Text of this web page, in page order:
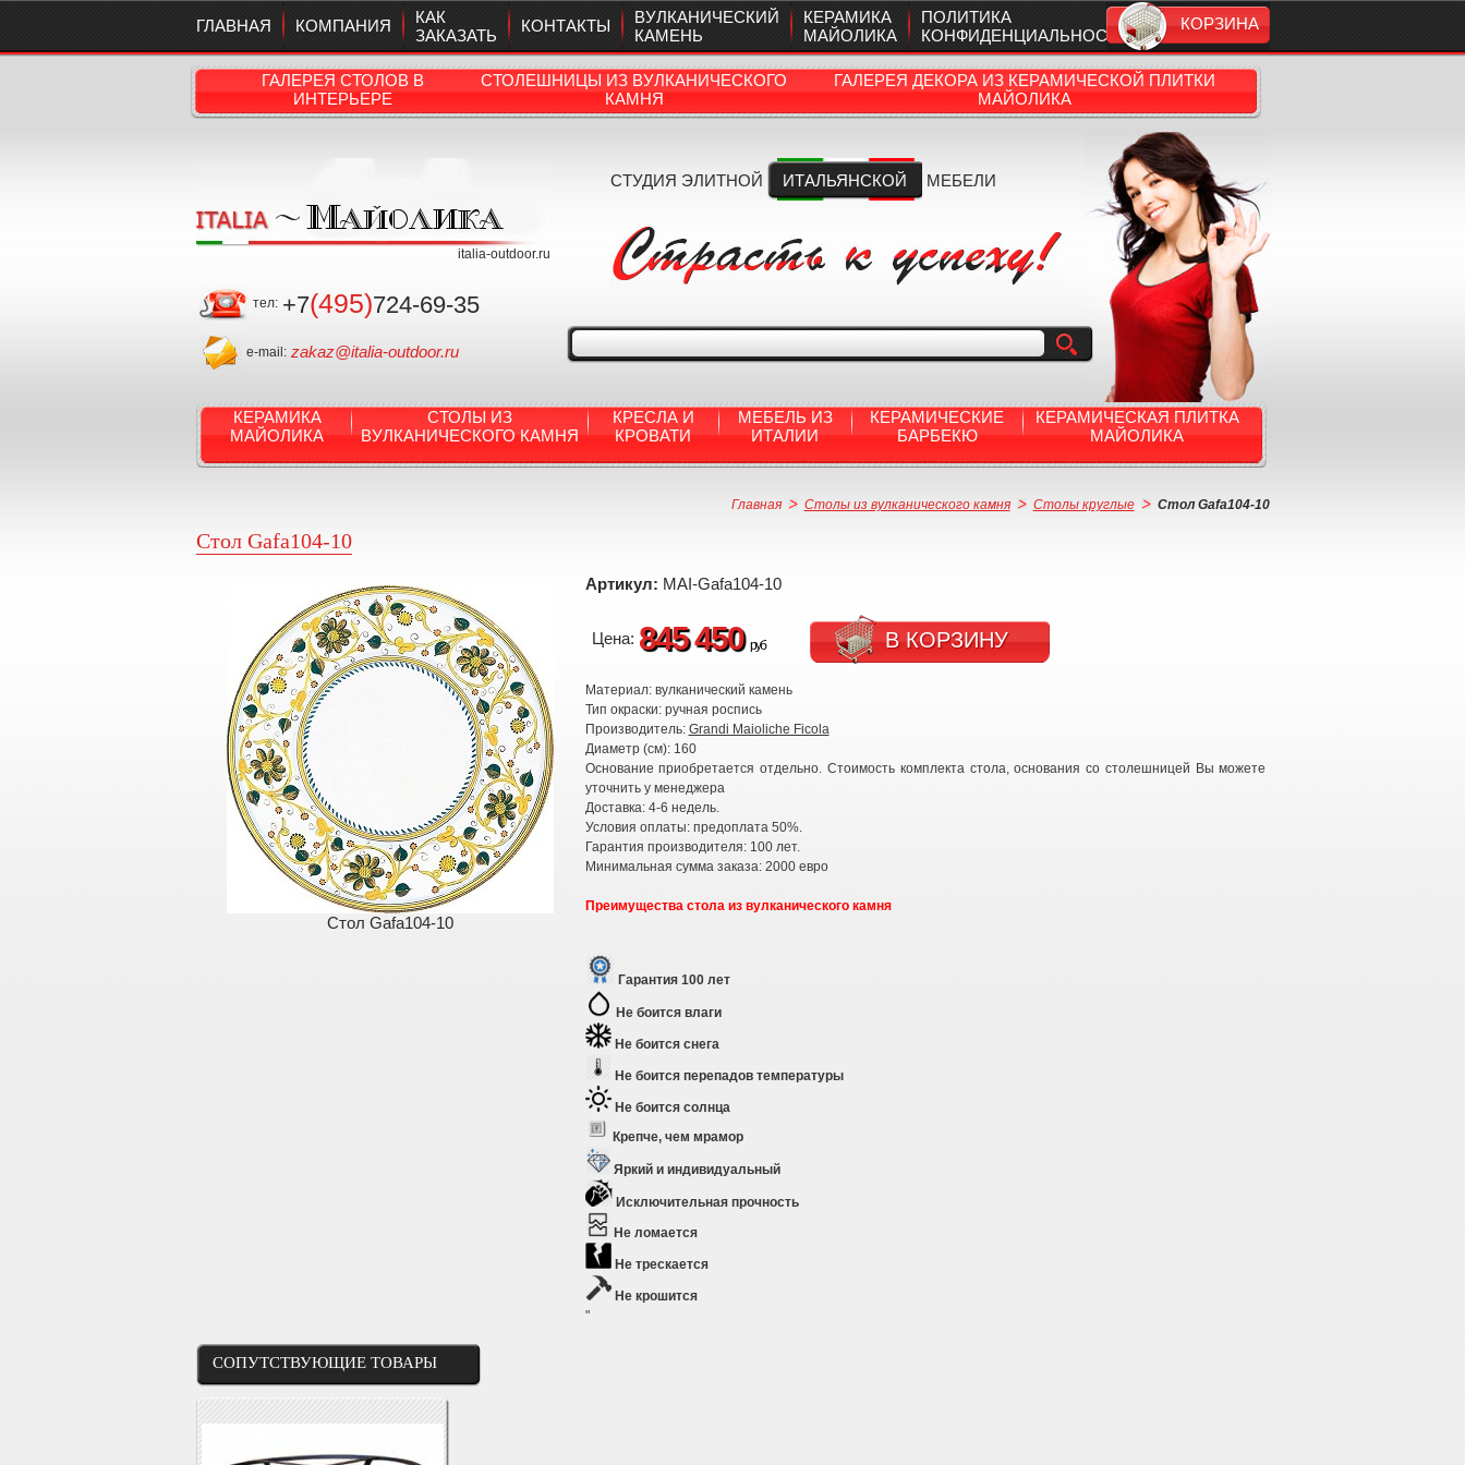
КОРЗИНА
ГЛАВНАЯ КОМПАНИЯ
КАК
ЗАКАЗАТЬ
КОНТАКТЫ
ВУЛКАНИЧЕСКИЙ
КАМЕНЬ
КЕРАМИКА
МАЙОЛИКА
ПОЛИТИКА
КОНФИДЕНЦИАЛЬНОСТИ
ГАЛЕРЕЯ СТОЛОВ В
ИНТЕРЬЕРЕ
СТОЛЕШНИЦЫ ИЗ ВУЛКАНИЧЕСКОГО
КАМНЯ
ГАЛЕРЕЯ ДЕКОРА ИЗ КЕРАМИЧЕСКОЙ ПЛИТКИ
МАЙОЛИКА
italia-outdoor.ru
тел: +7(495)724-69-35
e-mail: zakaz@italia-outdoor.ru
СТУДИЯ ЭЛИТНОЙ ИТАЛЬЯНСКОЙ МЕБЕЛИ
КЕРАМИКА
МАЙОЛИКА
СТОЛЫ ИЗ
ВУЛКАНИЧЕСКОГО КАМНЯ
КРЕСЛА И
КРОВАТИ
МЕБЕЛЬ ИЗ
ИТАЛИИ
КЕРАМИЧЕСКИЕ
БАРБЕКЮ
КЕРАМИЧЕСКАЯ ПЛИТКА
МАЙОЛИКА
Главная Столы из вулканического камня Столы круглые Стол Gafa104-10
Стол Gafa104-10
Стол Gafa104-10
Артикул: MAI-Gafa104-10
Цена: 845 450 руб В КОРЗИНУ
Материал: вулканический камень
Тип окраски: ручная роспись
Производитель: Grandi Maioliche Ficola
Диаметр (см): 160
Основание приобретается отдельно. Стоимость комплекта стола, основания со столешницей Вы можете
уточнить у менеджера
Доставка: 4-6 недель.
Условия оплаты: предоплата 50%.
Гарантия производителя: 100 лет.
Минимальная сумма заказа: 2000 евро
Преимущества стола из вулканического камня
Гарантия 100 лет
Не боится влаги
Не боится снега
Не боится перепадов температуры
Не боится солнца
Крепче, чем мрамор
Яркий и индивидуальный
Исключительная прочность
Не ломается
Не трескается
Не крошится
"
СОПУТСТВУЮЩИЕ ТОВАРЫ